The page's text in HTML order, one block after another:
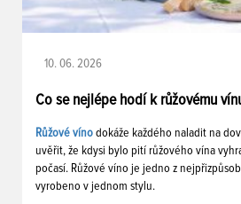
10. 06. 2026
Co se nejlépe hodí k růžovému
Růžové víno dokáže každého naladit na
uvěřit, že kdysi bylo pití růžového vína
počasí. Růžové víno je jedno z
vyrobeno v jednom stylu.